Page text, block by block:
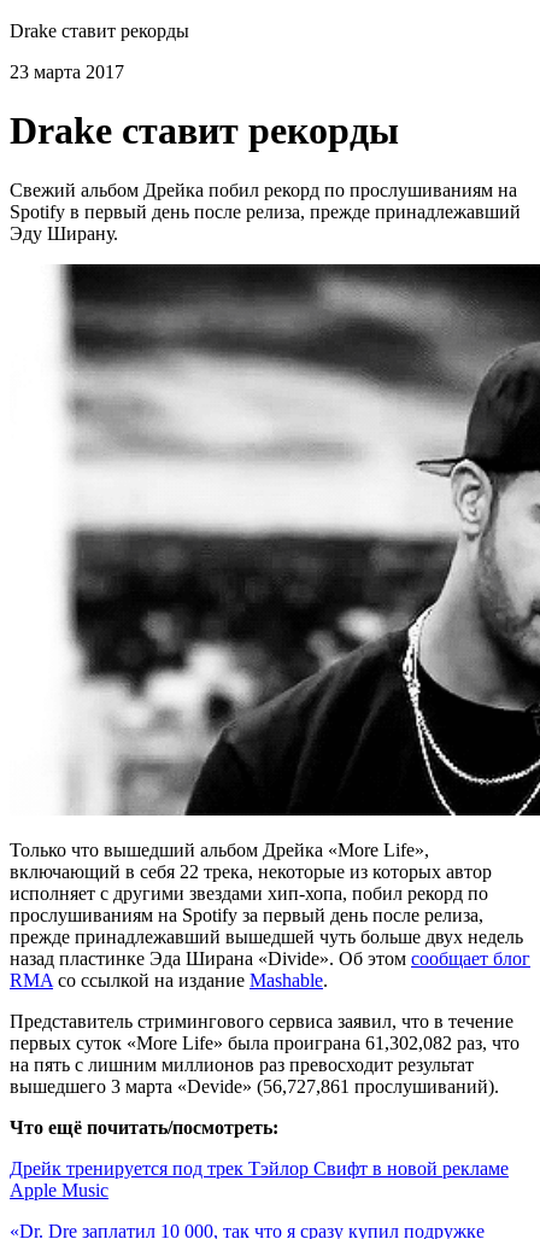
Drake ставит рекорды
23 марта 2017
Drake ставит рекорды
Свежий альбом Дрейка побил рекорд по прослушиваниям на
Spotify в первый день после релиза, прежде принадлежавший
Эду Ширану.
Только что вышедший альбом Дрейка «More Life»,
включающий в себя 22 трека, некоторые из которых автор
исполняет с другими звездами хип-хопа, побил рекорд по
прослушиваниям на Spotify за первый день после релиза,
прежде принадлежавший вышедшей чуть больше двух недель
назад пластинке Эда Ширана «Divide». Об этом сообщает блог
RMA со ссылкой на издание Mashable.
Представитель стримингового сервиса заявил, что в течение
первых суток «More Life» была проиграна 61,302,082 раз, что
на пять с лишним миллионов раз превосходит результат
вышедшего 3 марта «Devide» (56,727,861 прослушиваний).
Что ещё почитать/посмотреть:
Дрейк тренируется под трек Тэйлор Свифт в новой рекламе
Apple Music
«Dr. Dre заплатил 10 000, так что я сразу купил подружке